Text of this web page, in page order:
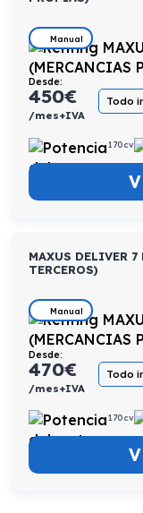
Manual
Desde:
450€
/mes+IVA
Todo
170cv
MAXUS DELIVER
TERCEROS)
Manual
Desde:
470€
/mes+IVA
Todo
170cv